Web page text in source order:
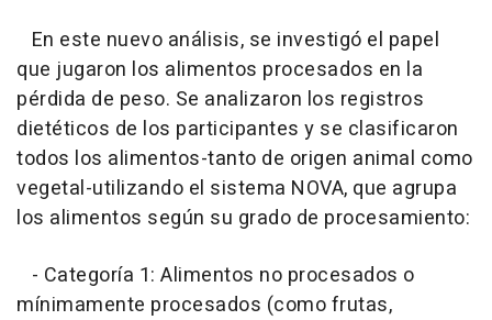
En este nuevo análisis, se investigó el papel
que jugaron los alimentos procesados en la
pérdida de peso. Se analizaron los registros
dietéticos de los participantes y se clasificaron
todos los alimentos-tanto de origen animal como
vegetal-utilizando el sistema NOVA, que agrupa
los alimentos según su grado de procesamiento:
- Categoría 1: Alimentos no procesados o
mínimamente procesados (como frutas,